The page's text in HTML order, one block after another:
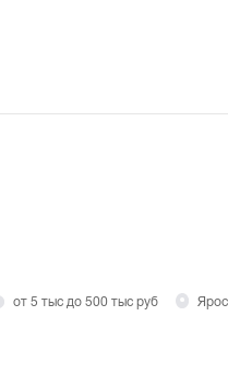
от 5 тыс до 500 тыс руб